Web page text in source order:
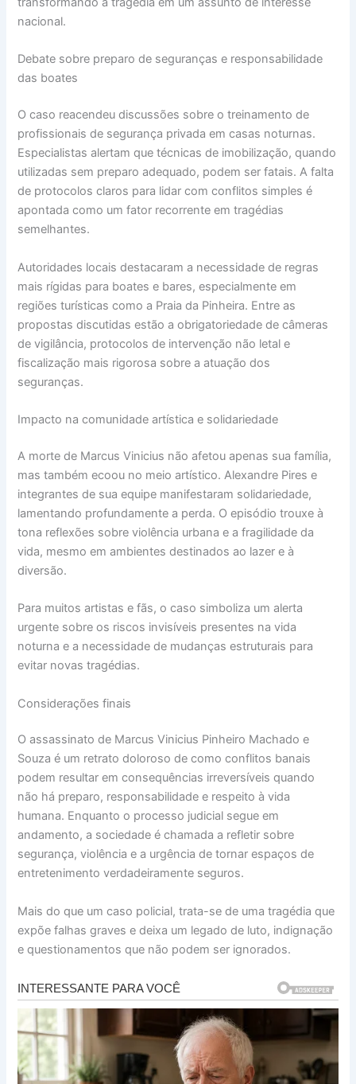
nacional.
Debate sobre preparo de seguranças e responsabilidade
das boates
O caso reacendeu discussões sobre o treinamento de
profissionais de segurança privada em casas noturnas.
Especialistas alertam que técnicas de imobilização, quando
utilizadas sem preparo adequado, podem ser fatais. A falta
de protocolos claros para lidar com conflitos simples é
apontada como um fator recorrente em tragédias
semelhantes.
Autoridades locais destacaram a necessidade de regras
mais rígidas para boates e bares, especialmente em
regiões turísticas como a Praia da Pinheira. Entre as
propostas discutidas estão a obrigatoriedade de câmeras
de vigilância, protocolos de intervenção não letal e
fiscalização mais rigorosa sobre a atuação dos
seguranças.
Impacto na comunidade artística e solidariedade
A morte de Marcus Vinicius não afetou apenas sua família,
mas também ecoou no meio artístico. Alexandre Pires e
integrantes de sua equipe manifestaram solidariedade,
lamentando profundamente a perda. O episódio trouxe à
tona reflexões sobre violência urbana e a fragilidade da
vida, mesmo em ambientes destinados ao lazer e à
diversão.
Para muitos artistas e fãs, o caso simboliza um alerta
urgente sobre os riscos invisíveis presentes na vida
noturna e a necessidade de mudanças estruturais para
evitar novas tragédias.
Considerações finais
O assassinato de Marcus Vinicius Pinheiro Machado e
Souza é um retrato doloroso de como conflitos banais
podem resultar em consequências irreversíveis quando
não há preparo, responsabilidade e respeito à vida
humana. Enquanto o processo judicial segue em
andamento, a sociedade é chamada a refletir sobre
segurança, violência e a urgência de tornar espaços de
entretenimento verdadeiramente seguros.
Mais do que um caso policial, trata-se de uma tragédia que
expõe falhas graves e deixa um legado de luto, indignação
e questionamentos que não podem ser ignorados.